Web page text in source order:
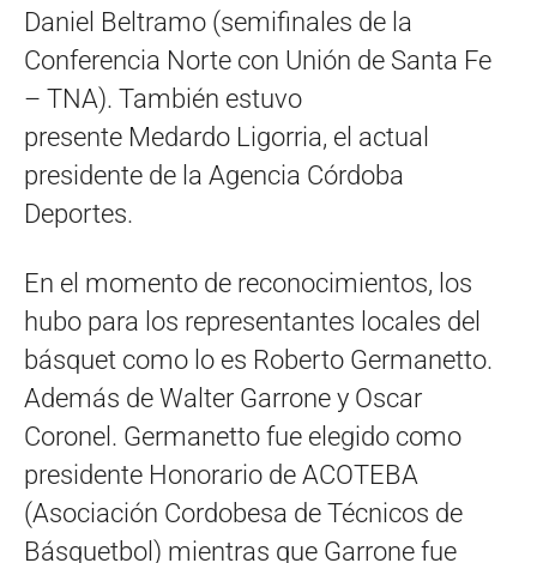
Daniel Beltramo (semifinales de la
Conferencia Norte con Unión de Santa Fe
– TNA). También estuvo
presente Medardo Ligorria, el actual
presidente de la Agencia Córdoba
Deportes.
En el momento de reconocimientos, los
hubo para los representantes locales del
básquet como lo es Roberto Germanetto.
Además de Walter Garrone y Oscar
Coronel. Germanetto fue elegido como
presidente Honorario de ACOTEBA
(Asociación Cordobesa de Técnicos de
Básquetbol) mientras que Garrone fue